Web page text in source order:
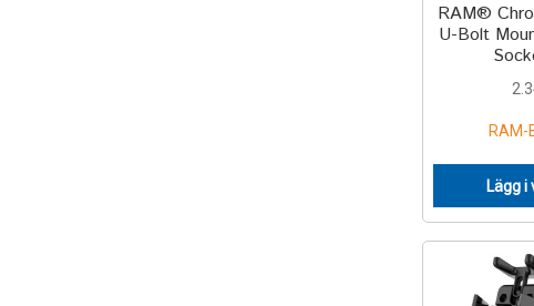
RAM®
U-Bolt
RAM-
Lägg i